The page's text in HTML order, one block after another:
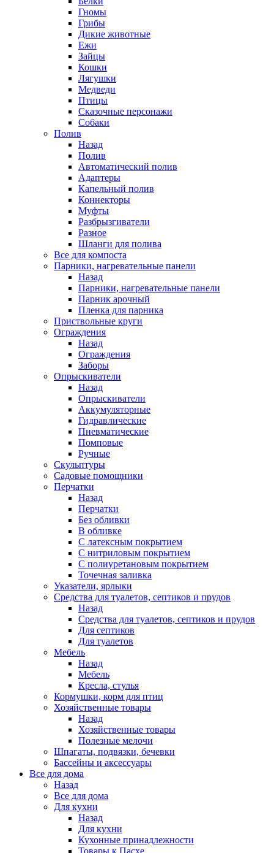
Гномы
Грибы
Дикие животные
Ежи
Зайцы
Кошки
Лягушки
Медведи
Птицы
Сказочные персонажи
Собаки
Полив
Назад
Полив
Автоматический полив
Адаптеры
Капельный полив
Коннекторы
Муфты
Разбрызгиватели
Разное
Шланги для полива
Все для компоста
Парники, нагревательные панели
Назад
Парники, нагревательные панели
Парник арочный
Пленка для парника
Приствольные круги
Ограждения
Назад
Ограждения
Заборы
Опрыскиватели
Назад
Опрыскиватели
Аккумуляторные
Гидравлические
Пневматические
Помповые
Ручные
Скульптуры
Садовые помощники
Перчатки
Назад
Перчатки
Без обливки
В обливке
С латексным покрытием
С нитриловым покрытием
С полиуретановым покрытием
Точечная заливка
Указатели, ярлыки
Средства для туалетов, септиков и прудов
Назад
Средства для туалетов, септиков и прудов
Для септиков
Для туалетов
Мебель
Назад
Мебель
Кресла, стулья
Кормушки, корм для птиц
Хозяйственные товары
Назад
Хозяйственные товары
Полезные мелочи
Шпагаты, подвязки, бечевки
Бассейны и аксессуары
Все для дома
Назад
Все для дома
Для кухни
Назад
Для кухни
Кухонные принадлежности
Товары к Пасхе